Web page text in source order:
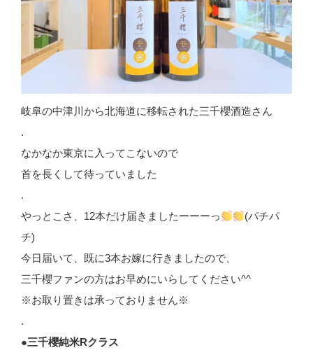
岐阜の中津川から北海道に移転された三千櫻酒造さん
.
なかなか東京に入ってこないので
首を長くして待っていました
.
やっとこさ、12本だけ届きましたーーーっ
(パチパ
チ)
今日届いて、既に3本お嫁に行きましたので、
三千櫻ファンの方はお早めにいらしてください^^
※お取り置きは承っておりません※
.
●三千櫻純米Rクラス